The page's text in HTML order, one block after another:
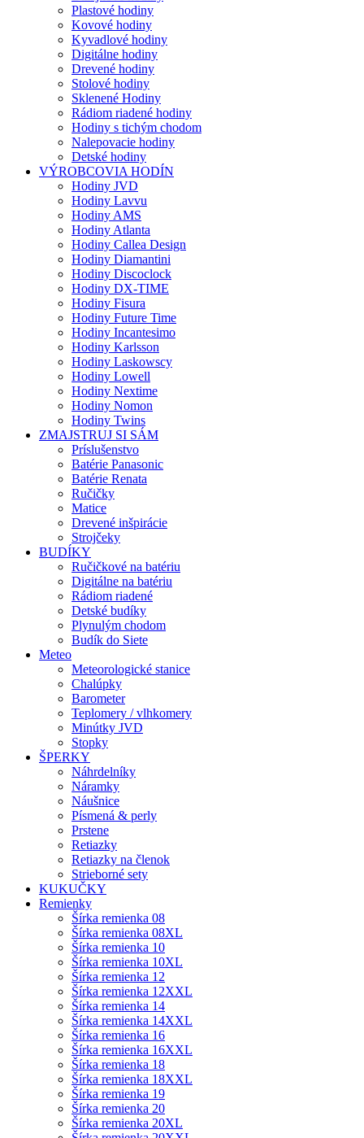
Plastové hodiny
Kovové hodiny
Kyvadlové hodiny
Digitálne hodiny
Drevené hodiny
Stolové hodiny
Sklenené Hodiny
Rádiom riadené hodiny
Hodiny s tichým chodom
Nalepovacie hodiny
Detské hodiny
VÝROBCOVIA HODÍN
Hodiny JVD
Hodiny Lavvu
Hodiny AMS
Hodiny Atlanta
Hodiny Callea Design
Hodiny Diamantini
Hodiny Discoclock
Hodiny DX-TIME
Hodiny Fisura
Hodiny Future Time
Hodiny Incantesimo
Hodiny Karlsson
Hodiny Laskowscy
Hodiny Lowell
Hodiny Nextime
Hodiny Nomon
Hodiny Twins
ZMAJSTRUJ SI SÁM
Príslušenstvo
Batérie Panasonic
Batérie Renata
Ručičky
Matice
Drevené inšpirácie
Strojčeky
BUDÍKY
Ručičkové na batériu
Digitálne na batériu
Rádiom riadené
Detské budíky
Plynulým chodom
Budík do Siete
Meteo
Meteorologické stanice
Chalúpky
Barometer
Teplomery / vlhkomery
Minútky JVD
Stopky
ŠPERKY
Náhrdelníky
Náramky
Náušnice
Písmená & perly
Prstene
Retiazky
Retiazky na členok
Strieborné sety
KUKUČKY
Remienky
Šírka remienka 08
Šírka remienka 08XL
Šírka remienka 10
Šírka remienka 10XL
Šírka remienka 12
Šírka remienka 12XXL
Šírka remienka 14
Šírka remienka 14XXL
Šírka remienka 16
Šírka remienka 16XXL
Šírka remienka 18
Šírka remienka 18XXL
Šírka remienka 19
Šírka remienka 20
Šírka remienka 20XL